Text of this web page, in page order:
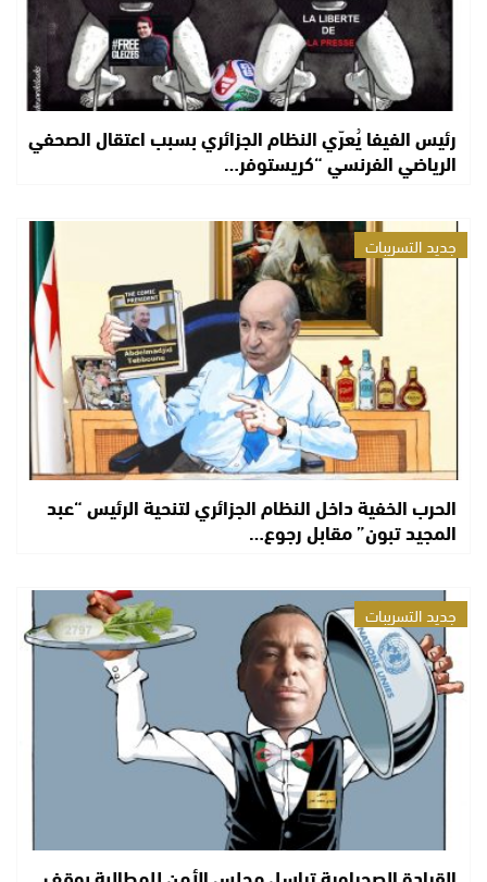
رئيس الفيفا يُعرّي النظام الجزائري بسبب اعتقال الصحفي
الرياضي الفرنسي “كريستوفر…
جديد التسريبات
الحرب الخفية داخل النظام الجزائري لتنحية الرئيس “عبد
المجيد تبون” مقابل رجوع…
جديد التسريبات